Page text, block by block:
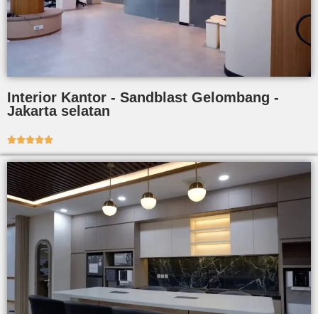
Interior Kantor - Sandblast Gelombang -
Jakarta selatan
